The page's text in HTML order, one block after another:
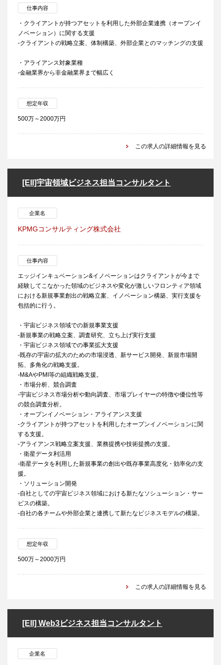
仕事内容
・クライアントが持つアセットを利用した外部企業連携（オープンイ
ノベーション）に関する支援
-クライアントの戦略立案、体制構築、外部企業とのマッチングの支援
・アライアンス対象業種
-金融業界から非金融業界まで幅広く
想定年収
500万～2000万円
この求人の詳細情報を見る
[EII]宇宙領域ビジネス担当コンサルタント
企業名
KPMGコンサルティング株式会社
仕事内容
エッジインキュベーション&イノベーションはクライアントが今まで
経験してこなかった領域のビジネスや変化が激しいフロンティア領域
における新規事業創出の戦略立案、イノベーション構築、実行支援を
包括的に行う。
・宇宙ビジネス領域での新規事業支援
-新規事業の戦略立案、調査研究、立ち上げ実行支援
・宇宙ビジネス領域での事業拡大支援
-既存の宇宙の拡大のための市場浸透、新サービス開発、新規市場開
拓、多角化の戦略支援。
-M&AやPMI等の組織戦略支援。
・市場分析、競合調査
-宇宙ビジネス市場分析や動向調査、市場プレイヤーの特徴や優位性等
の競合調査分析。
・オープンイノベーション・アライアンス支援
-クライアントが持つアセットを利用したオープンイノベーションに関
する支援。
-アライアンス戦略立案支援、業務提携や技術提携の支援。
・衛星データ利活用
-衛星データを利用した新規事業の創出や既存事業高度化・効率化の支
援。
・ソリューション開発
-自社としての宇宙ビジネス領域における新たなソシューション・サー
ビスの構築。
-自社の各チームや外部企業と連携して新たなビジネスモデルの構築。
想定年収
500万～2000万円
この求人の詳細情報を見る
[EII] Web3ビジネス担当コンサルタント
企業名